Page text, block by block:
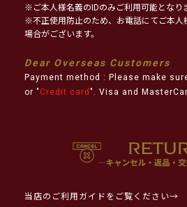
※ご本人様名義のIDのみご利用可能となり
※不正使用防止のため、お電話にてご本人
場合がございます。
Dear Overseas Customers
Payment method : Please make
or " Credit card ". Visa and
当店のご利用ガイドをご覧ください→